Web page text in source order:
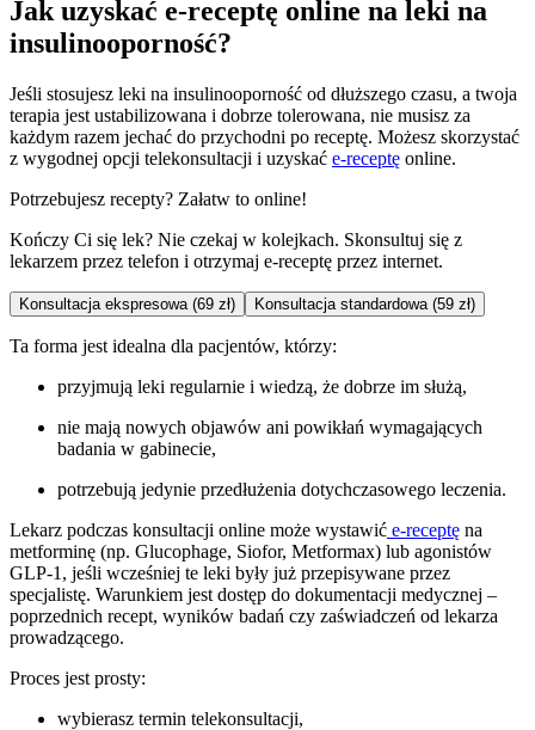
Jak uzyskać e-receptę online na leki na
insulinooporność?
Jeśli stosujesz leki na insulinooporność od dłuższego czasu, a twoja
terapia jest ustabilizowana i dobrze tolerowana, nie musisz za
każdym razem jechać do przychodni po receptę. Możesz skorzystać
z wygodnej opcji telekonsultacji i uzyskać e-receptę online.
Potrzebujesz recepty? Załatw to online!
Kończy Ci się lek? Nie czekaj w kolejkach. Skonsultuj się z
lekarzem przez telefon i otrzymaj e-receptę przez internet.
Konsultacja ekspresowa (69 zł) Konsultacja standardowa (59 zł)
Ta forma jest idealna dla pacjentów, którzy:
przyjmują leki regularnie i wiedzą, że dobrze im służą,
nie mają nowych objawów ani powikłań wymagających
badania w gabinecie,
potrzebują jedynie przedłużenia dotychczasowego leczenia.
Lekarz podczas konsultacji online może wystawić e-receptę na
metforminę (np. Glucophage, Siofor, Metformax) lub agonistów
GLP-1, jeśli wcześniej te leki były już przepisywane przez
specjalistę. Warunkiem jest dostęp do dokumentacji medycznej –
poprzednich recept, wyników badań czy zaświadczeń od lekarza
prowadzącego.
Proces jest prosty:
wybierasz termin telekonsultacji,